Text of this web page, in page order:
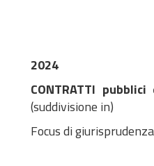
2024
CONTRATTI
(suddivisione in)
Focus di